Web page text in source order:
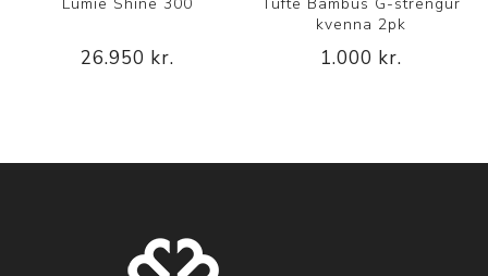
Lumie Shine 300
26.950 kr.
Tufte Bambus G-strengur
kvenna 2pk
1.000 kr.